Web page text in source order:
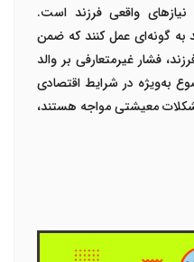
واقعی فرزند است.
به گونه‌ای عمل کنند که ضمن
فشار غیرمتعارفی بر والد
به‌ویژه در شرایط اقتصادی
معیشتی مواجه هستند،